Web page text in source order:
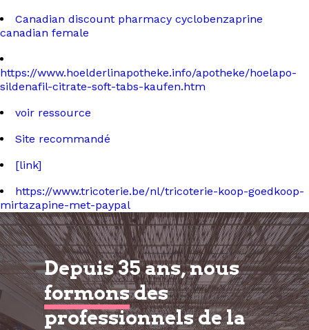
Canadian discount pharmacy cyclobenzaprine
canadian female
https://www.hoelderlinapotheke.info/apotheke/hoelapo-
sildenafil-citrate-soft-tabs-kaufen.htm
voir ressource
Site recommandé
[link]
https://www.tricoterie.be/nl/tricoterie-koop-goedkoop-
mirtazapine-met-paypal
Depuis 35 ans, nous
formonsdes
professionnels de la